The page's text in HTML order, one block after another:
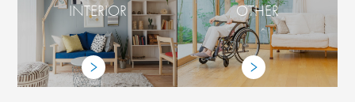
INTERIOR OTHER